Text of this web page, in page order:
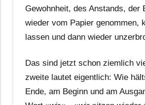
Gewohnheit, des Anstands, der
wieder vom Papier genommen,
lassen und dann wieder
Das sind jetzt schon ziemlich
zweite lautet eigentlich: Wie
Ende, am Beginn und am